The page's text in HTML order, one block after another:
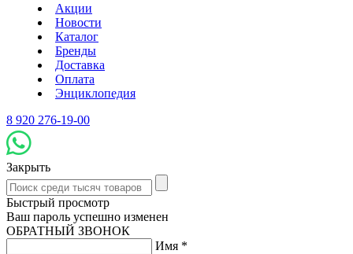
Акции
Новости
Каталог
Бренды
Доставка
Оплата
Энциклопедия
8 920 276-19-00
Закрыть
Быстрый просмотр
Ваш пароль успешно изменен
ОБРАТНЫЙ ЗВОНОК
Имя *